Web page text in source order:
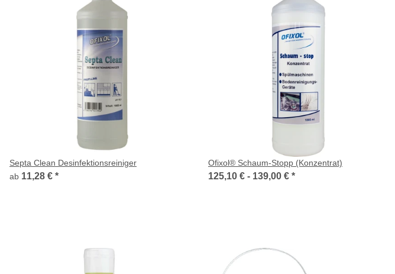
Septa Clean Desinfektionsreiniger
ab 11,28 € *
Ofixol® Schaum-Stopp (Konzentrat)
125,10 € - 139,00 € *